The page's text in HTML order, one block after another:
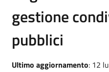
gestione
pubblici
Ultimo aggiornamento: 12